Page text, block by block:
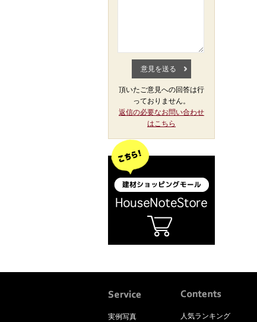
頂いたご意見への回答は行
っておりません。
返信の必要なお問い合わせ
はこちら
実例写真 人気ランキング